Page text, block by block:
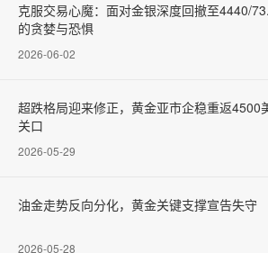
克服交易心魔：面对金银深度回撤至4440/
的贪婪与恐惧
2026-06-02
超跌格局迎来修正，黄金亚市企稳重返4500
关口
2026-05-29
油金走势反向分化，黄金关键支撑宣告失守
2026-05-28